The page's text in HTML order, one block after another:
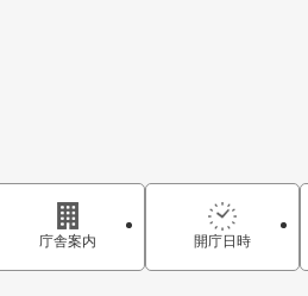
庁舎案内 開庁日時